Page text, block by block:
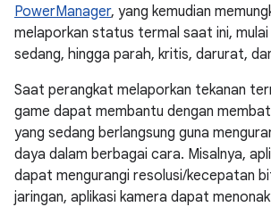
PowerManager, yang kemudian
melaporkan status termal saat ini, mulai
sedang, hingga parah, kritis, darurat,
Saat perangkat melaporkan tekanan
game dapat membantu dengan
yang sedang berlangsung guna
daya dalam berbagai cara. Misalnya,
dapat mengurangi resolusi/kecepatan
jaringan, aplikasi kamera dapat